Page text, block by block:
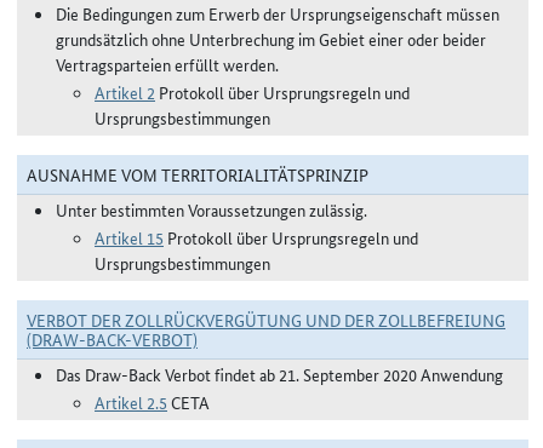
Die Bedingungen zum Erwerb der Ursprungseigenschaft müssen
grundsätzlich ohne Unterbrechung im Gebiet einer oder beider
Vertragsparteien erfüllt werden.
Artikel 2 Protokoll über Ursprungsregeln und
Ursprungsbestimmungen
AUSNAHME VOM TERRITORIALITÄTSPRINZIP
Unter bestimmten Voraussetzungen zulässig.
Artikel 15 Protokoll über Ursprungsregeln und
Ursprungsbestimmungen
VERBOT DER ZOLLRÜCKVERGÜTUNG UND DER ZOLLBEFREIUNG
(DRAW-BACK-VERBOT)
Das Draw-Back Verbot findet ab 21. September 2020 Anwendung
Artikel 2.5 CETA